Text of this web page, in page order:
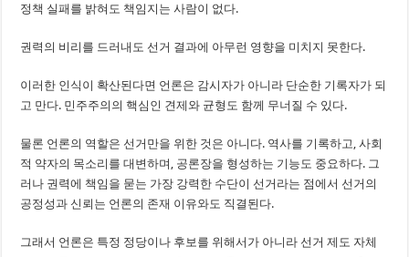
정책 실패를 밝혀도 책임지는 사람이 없다.
권력의 비리를 드러내도 선거 결과에 아무런 영향을 미치지 못한다.
이러한 인식이 확산된다면 언론은 감시자가 아니라 단순한 기록자가 되
고 만다. 민주주의의 핵심인 견제와 균형도 함께 무너질 수 있다.
물론 언론의 역할은 선거만을 위한 것은 아니다. 역사를 기록하고, 사회
적 약자의 목소리를 대변하며, 공론장을 형성하는 기능도 중요하다. 그
러나 권력에 책임을 묻는 가장 강력한 수단이 선거라는 점에서 선거의
공정성과 신뢰는 언론의 존재 이유와도 직결된다.
그래서 언론은 특정 정당이나 후보를 위해서가 아니라 선거 제도 자체